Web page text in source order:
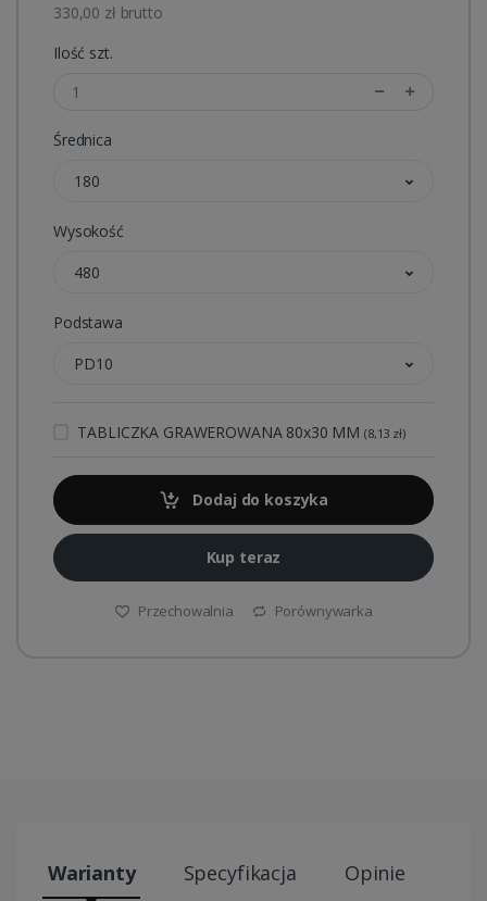
330,00 zł brutto
Ilość szt.
Średnica
180
Wysokość
480
Podstawa
PD10
TABLICZKA GRAWEROWANA 80x30 MM (8,13 zł)
Dodaj do koszyka
Kup teraz
Przechowalnia Porównywarka
Warianty Specyfikacja Opinie